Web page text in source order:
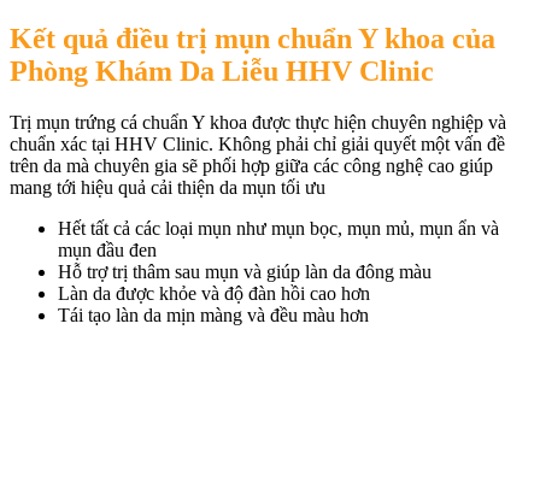
Kết quả điều trị mụn chuẩn Y khoa của
Phòng Khám Da Liễu HHV Clinic
Trị mụn trứng cá chuẩn Y khoa được thực hiện chuyên nghiệp và
chuẩn xác tại HHV Clinic. Không phải chỉ giải quyết một vấn đề
trên da mà chuyên gia sẽ phối hợp giữa các công nghệ cao giúp
mang tới hiệu quả cải thiện da mụn tối ưu
Hết tất cả các loại mụn như mụn bọc, mụn mủ, mụn ẩn và
mụn đầu đen
Hỗ trợ trị thâm sau mụn và giúp làn da đông màu
Làn da được khỏe và độ đàn hồi cao hơn
Tái tạo làn da mịn màng và đều màu hơn